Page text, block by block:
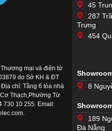
mại và điện tử
do Sở KH & ĐT
chỉ: Tầng 6 tòa nhà
Thạch,Phường Từ
730 10 255. Email:
45
287
Trưng
454
8
189
Đà Nẵng